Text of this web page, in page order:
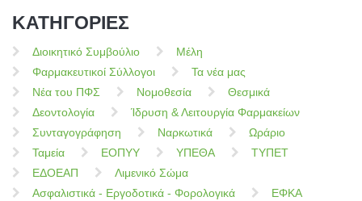
ΚΑΤΗΓΟΡΙΕΣ
Διοικητικό Συμβούλιο
Μέλη
Φαρμακευτικοί Σύλλογοι
Τα νέα μας
Νέα του ΠΦΣ
Νομοθεσία
Θεσμικά
Δεοντολογία
Ίδρυση & Λειτουργία Φαρμακείων
Συνταγογράφηση
Ναρκωτικά
Ωράριο
Ταμεία
ΕΟΠΥΥ ΥΠΕΘΑ
ΤΥΠΕΤ
ΕΔΟΕΑΠ
Λιμενικό Σώμα
Ασφαλιστικά - Εργοδοτικά - Φορολογικά
ΕΦΚΑ